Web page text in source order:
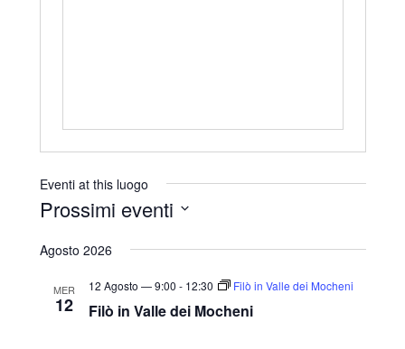
Eventi at this luogo
Prossimi eventi
e
Agosto 2026
MER
12 Filò in Valle dei Mocheni
12 Agosto — 9:00 - 12:30 Filò in Valle dei Mocheni